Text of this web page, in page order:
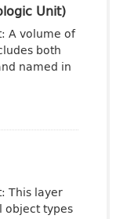
Unit)
A volume of
both
named in
This layer
object types